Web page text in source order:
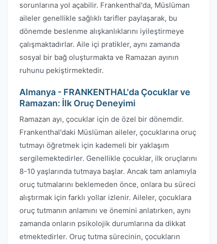
sorunlarına yol açabilir. Frankenthal'da, Müslüman
aileler genellikle sağlıklı tarifler paylaşarak, bu
dönemde beslenme alışkanlıklarını iyileştirmeye
çalışmaktadırlar. Aile içi pratikler, aynı zamanda
sosyal bir bağ oluşturmakta ve Ramazan ayının
ruhunu pekiştirmektedir.
Almanya - FRANKENTHAL'da Çocuklar ve
Ramazan: İlk Oruç Deneyimi
Ramazan ayı, çocuklar için de özel bir dönemdir.
Frankenthal'daki Müslüman aileler, çocuklarına oruç
tutmayı öğretmek için kademeli bir yaklaşım
sergilemektedirler. Genellikle çocuklar, ilk oruçlarını
8-10 yaşlarında tutmaya başlar. Ancak tam anlamıyla
oruç tutmalarını beklemeden önce, onlara bu süreci
alıştırmak için farklı yollar izlenir. Aileler, çocuklara
oruç tutmanın anlamını ve önemini anlatırken, aynı
zamanda onların psikolojik durumlarına da dikkat
etmektedirler. Oruç tutma sürecinin, çocukların